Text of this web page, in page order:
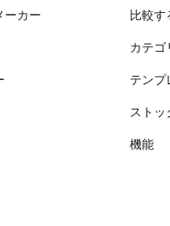
ーカー 比較す
カテゴ
テンプ
ストッ
機能